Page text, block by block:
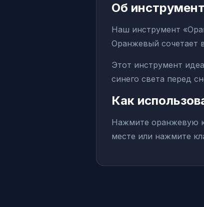
Об
Наш инструмент
Оранжевый сочетает
Этот инструмент
синего света перед
Как
Нажмите оранжевую
месте или нажмите